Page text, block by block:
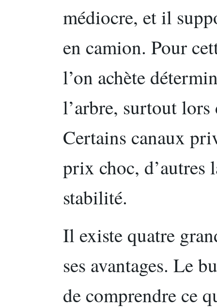
médiocre, et il
en camion. Pour
l’on achète
l’arbre, surtout
Certains canaux
prix choc,
stabilité.
Il existe quatre
ses avantages. Le
de comprendre ce